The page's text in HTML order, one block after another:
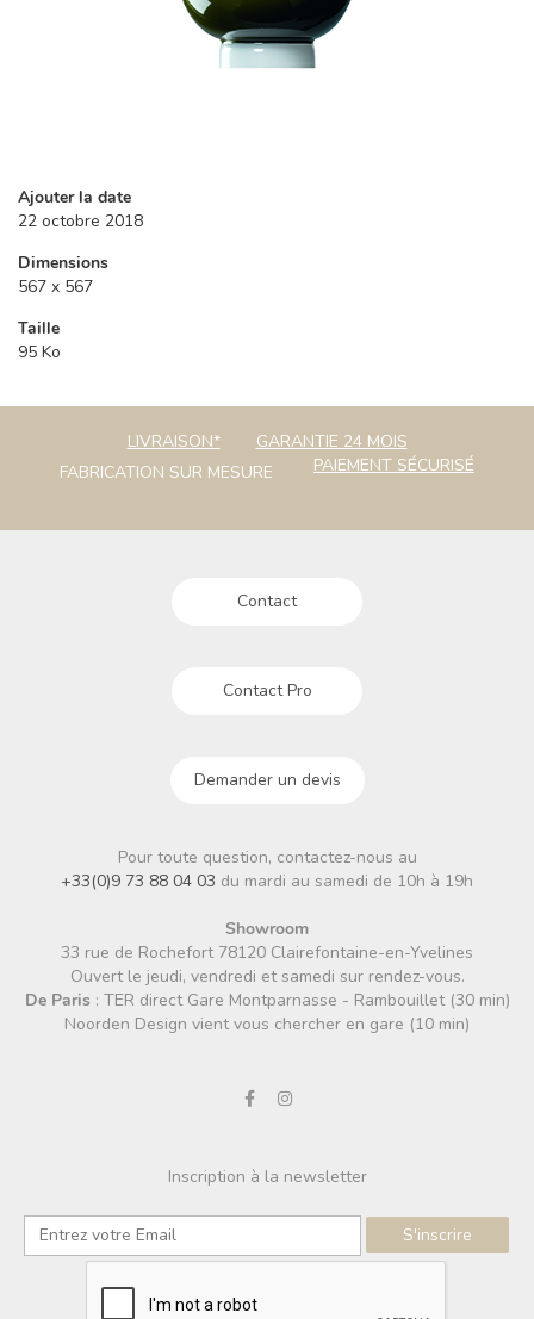
Ajouter la date
22 octobre 2018
Dimensions
567 x 567
Taille
95 Ko
LIVRAISON*
GARANTIE 24 MOIS
FABRICATION SUR MESURE
PAIEMENT SÉCURISÉ
Contact
Contact Pro
Demander un devis
Pour toute question, contactez-nous au
+33(0)9 73 88 04 03 du mardi au samedi de 10h à 19h
Showroom
33 rue de Rochefort 78120 Clairefontaine-en-Yvelines
Ouvert le jeudi, vendredi et samedi sur rendez-vous.
De Paris : TER direct Gare Montparnasse - Rambouillet (30 min)
Noorden Design vient vous chercher en gare (10 min)
Inscription à la newsletter